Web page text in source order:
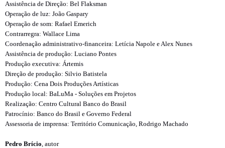
Assistência de Direção: Bel Flaksman
Operação de luz: João Gaspary
Operação de som: Rafael Emerich
Contrarregra: Wallace Lima
Coordenação administrativo-financeira: Letícia Napole e Alex Nunes
Assistência de produção: Luciano Pontes
Produção executiva: Ártemis
Direção de produção: Silvio Batistela
Produção: Cena Dois Produções Artísticas
Produção local: BaLuMa - Soluções em Projetos
Realização: Centro Cultural Banco do Brasil
Patrocínio: Banco do Brasil e Governo Federal
Assessoria de imprensa: Território Comunicação, Rodrigo Machado
Pedro Brício , autor